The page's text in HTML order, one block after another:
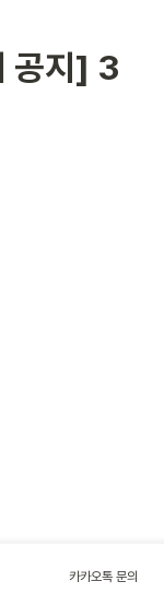
공지] 3
카카오톡 문의